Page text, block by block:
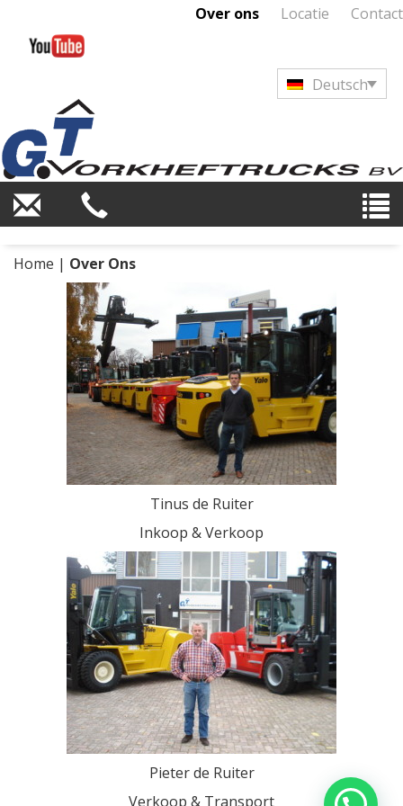
Over ons Locatie Contact
Deutsch
Home | Over Ons
Tinus de Ruiter
Inkoop & Verkoop
Pieter de Ruiter
Verkoop & Transport